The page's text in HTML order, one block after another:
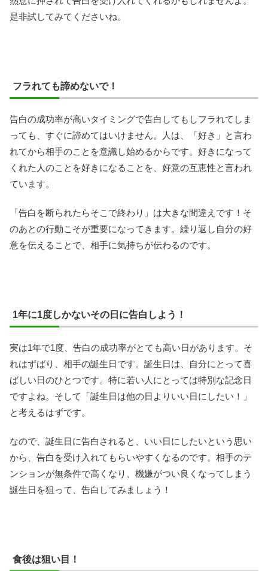
是非試してみてくださいね。
フラれても諦めないで！
告白の成功率が高いタイミングで告白してもしフラれてしま
っても、すぐに諦めてはいけません。人は、「好き」と言わ
れてから相手のことを意識し始めるからです。好きになって
くれた人のことを好きになることを、好意の互恵性と言われ
ています。
「告白を断られたらそこで終わり」は大きな間違えです！そ
のあとの行動こそが重要になってきます。繰り返し自分の好
意を伝えることで、相手に気持ちが伝わるのです。
1年に1度しかないその日に告白しよう！
実は1年で1度、告白の成功率がとても高い日があります。そ
れはずばり、相手の誕生日です。誕生日は、自分にとって喜
ばしい日のひとつです。特に若い人にとっては特別な記念日
ですよね。そして「誕生日は他の日よりいい日にしたい！」
と考えるはずです。
なので、誕生日に告白されると、いい日にしたいという思い
から、告白を受け入れてもらいやすくなるのです。相手のテ
ンションが無条件で高くなり、機嫌がつい良くなってしまう
誕生日を狙って、告白してみましょう！
食後は狙い目！